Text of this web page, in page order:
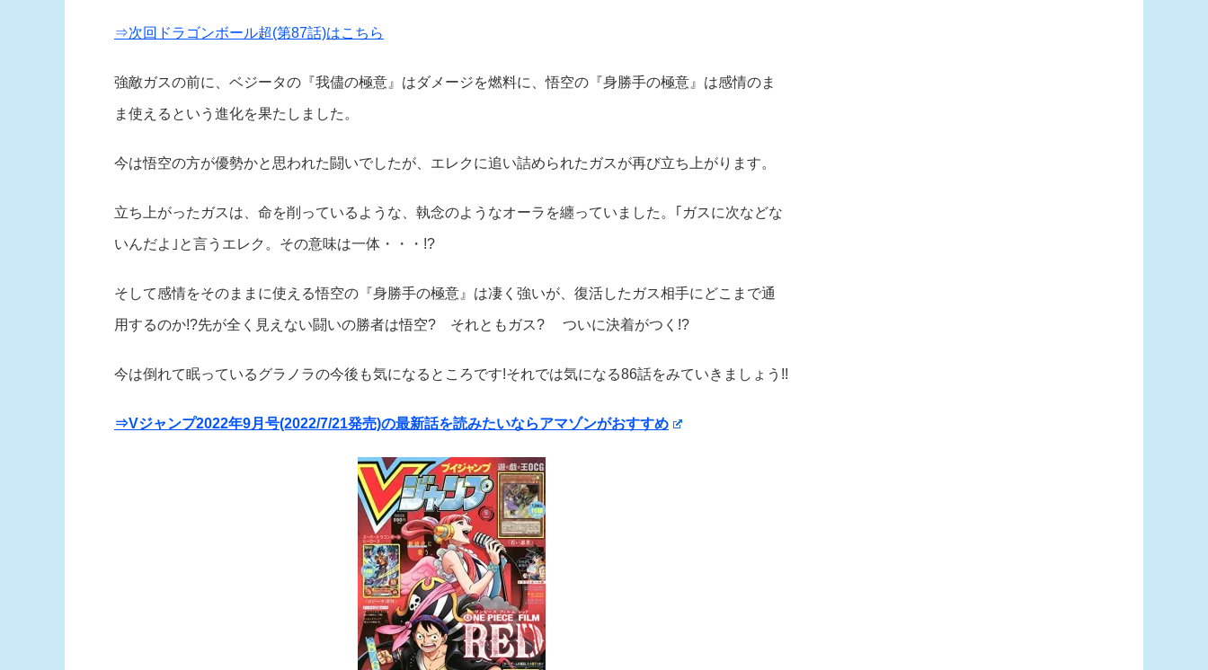
⇒次回ドラゴンボール超(第87話)はこちら
強敵ガスの前に、ベジータの『我儘の極意』はダメージを燃料に、悟空の『身勝手の極意』は感情のま
ま使えるという進化を果たしました。
今は悟空の方が優勢かと思われた闘いでしたが、エレクに追い詰められたガスが再び立ち上がります。
立ち上がったガスは、命を削っているような、執念のようなオーラを纏っていました。｢ガスに次などな
いんだよ｣と言うエレク。その意味は一体・・・!?
そして感情をそのままに使える悟空の『身勝手の極意』は凄く強いが、復活したガス相手にどこまで通
用するのか!?先が全く見えない闘いの勝者は悟空? それともガス? ついに決着がつく!?
今は倒れて眠っているグラノラの今後も気になるところです!それでは気になる86話をみていきましょう!!
⇒Vジャンプ2022年9月号(2022/7/21発売)の最新話を読みたいならアマゾンがおすすめ